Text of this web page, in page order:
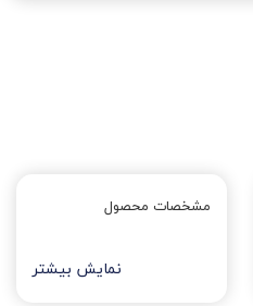
مشخصات محصول
نمایش بیشتر